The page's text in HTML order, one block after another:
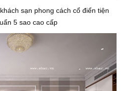
sạn phong cách cổ điển tiện
5 sao cao cấp